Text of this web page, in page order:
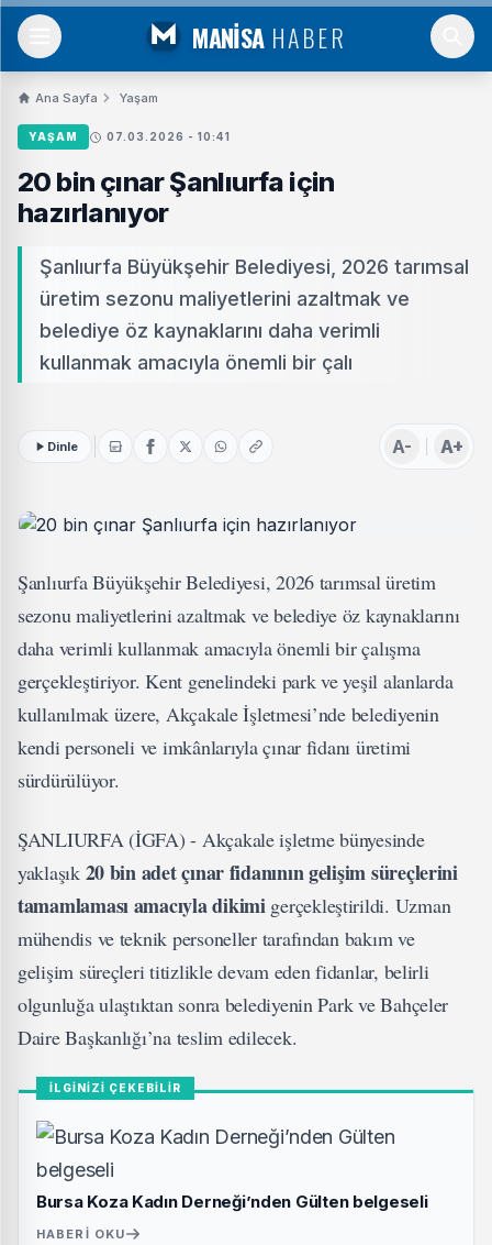
MANİSA HABER
Ana Sayfa Yaşam
YAŞAM 07.03.2026 - 10:41
20 bin çınar Şanlıurfa için
hazırlanıyor
Şanlıurfa Büyükşehir Belediyesi, 2026 tarımsal
üretim sezonu maliyetlerini azaltmak ve
belediye öz kaynaklarını daha verimli
kullanmak amacıyla önemli bir çalı
Dinle A- A+
Şanlıurfa Büyükşehir Belediyesi, 2026 tarımsal üretim
sezonu maliyetlerini azaltmak ve belediye öz kaynaklarını
daha verimli kullanmak amacıyla önemli bir çalışma
gerçekleştiriyor. Kent genelindeki park ve yeşil alanlarda
kullanılmak üzere, Akçakale İşletmesi’nde belediyenin
kendi personeli ve imkânlarıyla çınar fidanı üretimi
sürdürülüyor.
ŞANLIURFA (İGFA) - Akçakale işletme bünyesinde
yaklaşık 20 bin adet çınar fidanının gelişim süreçlerini
tamamlaması amacıyla dikimigerçekleştirildi. Uzman
mühendis ve teknik personeller tarafından bakım ve
gelişim süreçleri titizlikle devam eden fidanlar, belirli
olgunluğa ulaştıktan sonra belediyenin Park ve Bahçeler
Daire Başkanlığı’na teslim edilecek.
İLGİNİZİ ÇEKEBİLİR
Bursa Koza Kadın Derneği’nden Gülten belgeseli
HABERI OKU